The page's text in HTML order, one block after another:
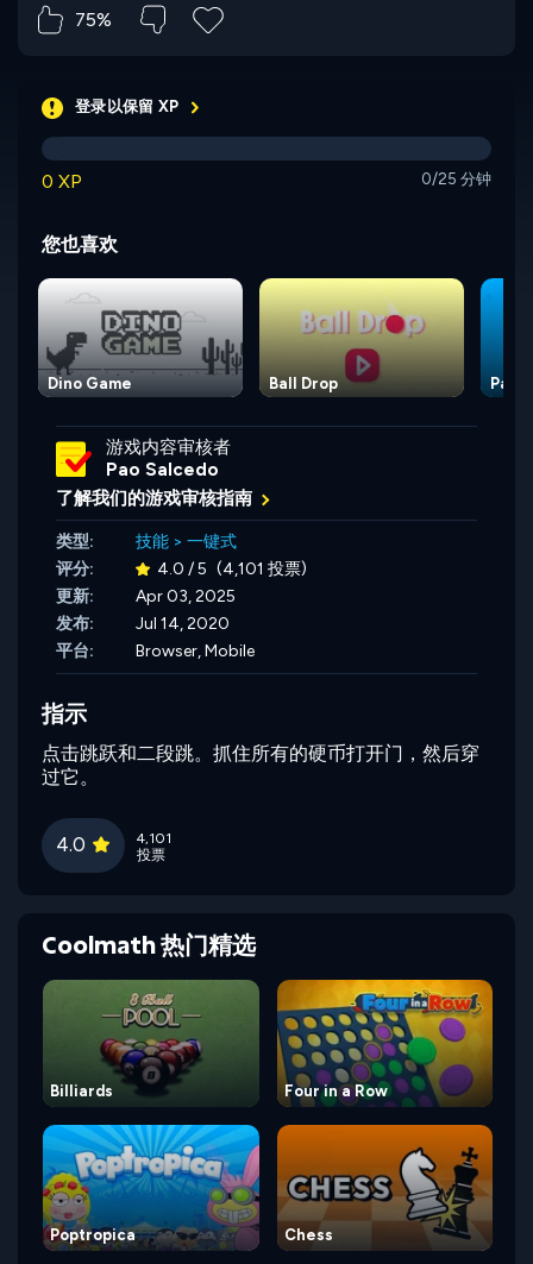
75%
登录以保留 XP
0 XP 0/25 分钟
您也喜欢
Dino Game Ball Drop
游戏内容审核者
Pao Salcedo
了解我们的游戏审核指南
类型: 技能 > 一键式
评分:
4.0 / 5 (4,101 投票)
更新:
Apr 03, 2025
发布:
Jul 14, 2020
平台:
Browser, Mobile
指示
点击跳跃和二段跳。抓住所有的硬币打开门，然后穿
过它。
4.0
4,101
投票
Coolmath 热门精选
Billiards Four in a Row
Poptropica Chess